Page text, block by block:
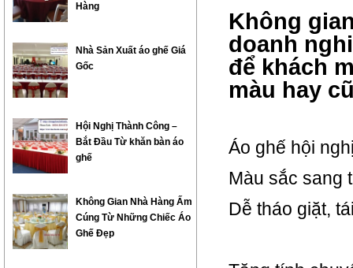
Không
doanh
để khách
màu hay
Áo ghế hội
Màu sắc sang
Dễ tháo giặt,
Hàng
Nhà Sản Xuất áo ghế Giá
Gốc
Hội Nghị Thành Công –
Bắt Đầu Từ khăn bàn áo
ghế
Không Gian Nhà Hàng Ấm
Cúng Từ Những Chiếc Áo
Ghế Đẹp